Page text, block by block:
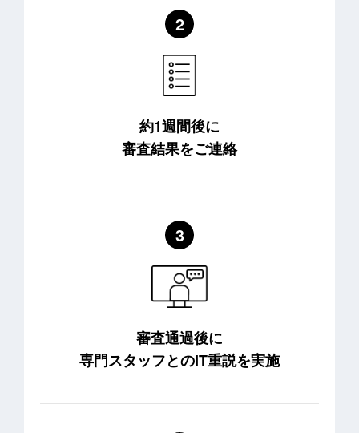
約1週間後に
審査結果をご連絡
審査通過後に
専門スタッフとのIT重説を実施